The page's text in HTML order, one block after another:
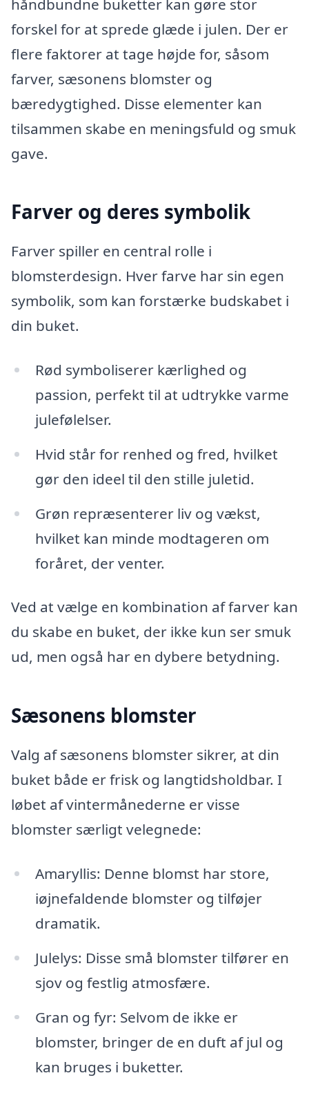
forskel for at sprede glæde i julen. Der er
flere faktorer at tage højde for, såsom
farver, sæsonens blomster og
bæredygtighed. Disse elementer kan
tilsammen skabe en meningsfuld og smuk
gave.
Farver og deres symbolik
Farver spiller en central rolle i
blomsterdesign. Hver farve har sin egen
symbolik, som kan forstærke budskabet i
din buket.
Rød symboliserer kærlighed og
passion, perfekt til at udtrykke varme
julefølelser.
Hvid står for renhed og fred, hvilket
gør den ideel til den stille juletid.
Grøn repræsenterer liv og vækst,
hvilket kan minde modtageren om
foråret, der venter.
Ved at vælge en kombination af farver kan
du skabe en buket, der ikke kun ser smuk
ud, men også har en dybere betydning.
Sæsonens blomster
Valg af sæsonens blomster sikrer, at din
buket både er frisk og langtidsholdbar. I
løbet af vintermånederne er visse
blomster særligt velegnede:
Amaryllis: Denne blomst har store,
iøjnefaldende blomster og tilføjer
dramatik.
Julelys: Disse små blomster tilfører en
sjov og festlig atmosfære.
Gran og fyr: Selvom de ikke er
blomster, bringer de en duft af jul og
kan bruges i buketter.